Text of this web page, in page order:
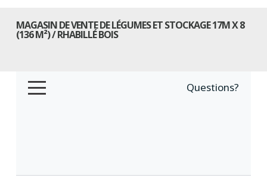
MAGASIN DE VENTE DE LÉGUMES ET STOCKAGE 17M X 8
(136 M²) / RHABILLÉ BOIS
Questions?